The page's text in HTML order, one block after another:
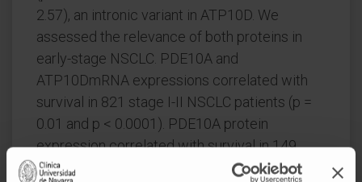
2.57), an intronic variant in ATP10D. We
assessed the relevance of both proteins in
early-stage NSCLC. PDE10A and
ATP10DmRNA expressions correlated with
survival in 821 stage I-II NSCLC patients (p =
0.01 and p < 0.0001). PDE10A protein
expression correlated with survival in 149
patients with stage I-II NSCLC (p = 0.002).